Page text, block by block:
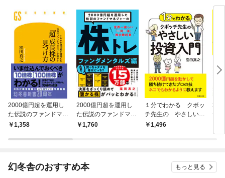
2000億円超を運用し
た伝説のファンドマネ
ジャーが明かす
方
1,358
2000億円超を運用し
た伝説のファンドマネ
ジャーの 株トレ ファ
1,760
１分でわかる クボッ
チ先生の やさしい投
資入門
1,496
た
世
幻冬舎のおすすめ本 もっと見る